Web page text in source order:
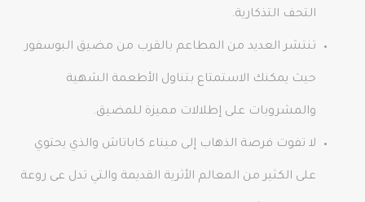
التحف التذكارية.
تنتشر العديد من المطاعم بالقرب من مضيق البوسفور
حيث يمكنك الاستمتاع بتناول الأطعمة الشهية
والمشروبات على إطلالات مميزة للمضيق.
لا تفوت فرصة الذهاب إلى ميناء كاباتاش والذي يحتوي
على الكثير من المعالم الأثرية القديمة والتي تدل عى روعة